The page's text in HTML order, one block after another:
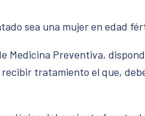
sea una mujer en edad
Medicina Preventiva,
tratamiento el que,